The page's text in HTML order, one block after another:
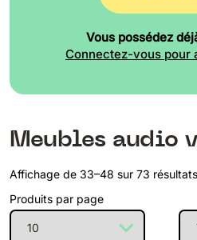
Vous possédez
Connectez-vous pour
Meubles audio
Affichage de 33–48 sur 73 résultats
Produits par page